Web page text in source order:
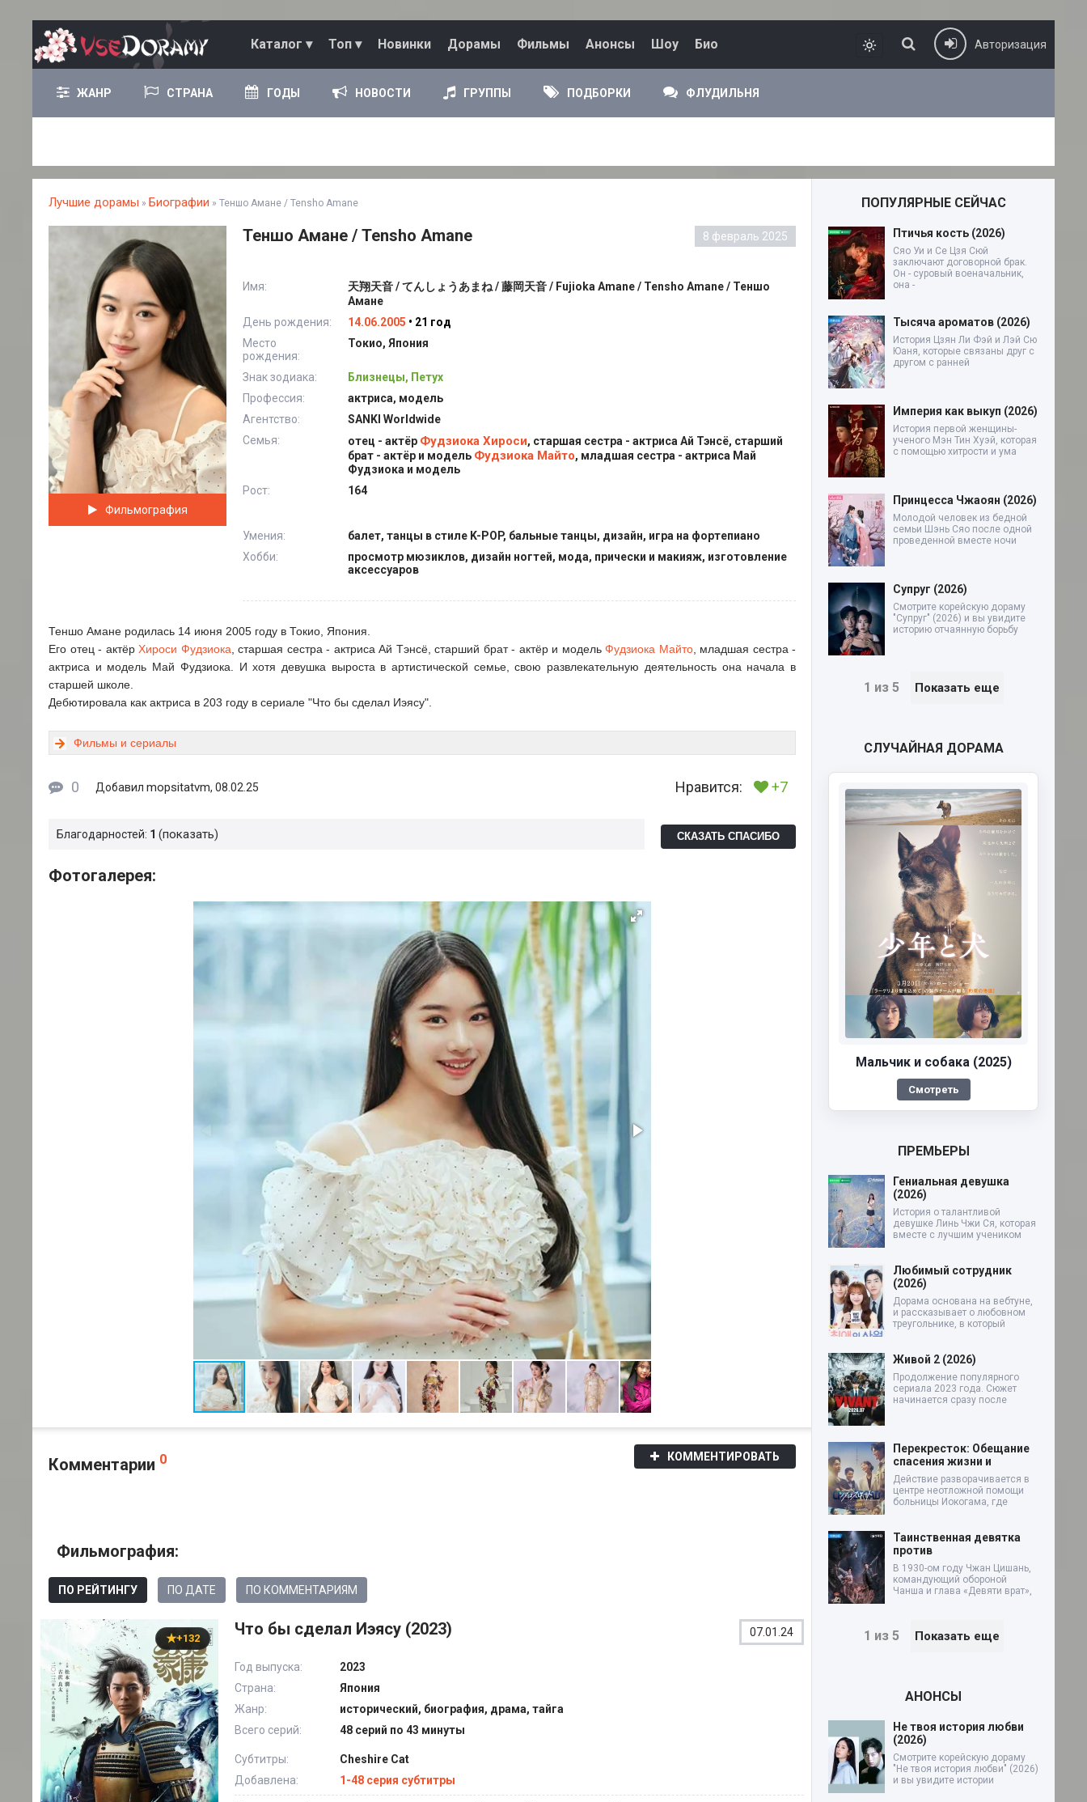
Каталог ▾ Топ ▾ Новинки Дорамы Фильмы Анонсы Шоу Био Авторизация
ЖАНР СТРАНА ГОДЫ НОВОСТИ ГРУППЫ ПОДБОРКИ ФЛУДИЛЬНЯ
Лучшие дорамы » Биографии » Теншо Амане / Tensho Amane
Фильмография
Теншо Амане / Tensho Amane 8 февраль 2025
Имя:
天翔天音 / てんしょうあまね / 藤岡天音 / Fujioka Amane / Tensho Amane / Теншо
Амане
День рождения:
14.06.2005 • 21 год
Место
рождения:
Токио, Япония
Знак зодиака:
Близнецы, Петух
Профессия:
актриса, модель
Агентство:
SANKI Worldwide
Семья:
отец - актёр Фудзиока Хироси, старшая сестра - актриса Ай Тэнсё, старший
брат - актёр и модель Фудзиока Майто, младшая сестра - актриса Май
Фудзиока и модель
Рост:
164
Умения:
балет, танцы в стиле K-POP, бальные танцы, дизайн, игра на фортепиано
Хобби:
просмотр мюзиклов, дизайн ногтей, мода, прически и макияж, изготовление
аксессуаров
Теншо Амане родилась 14 июня 2005 году в Токио, Япония.
Его отец - актёр Хироси Фудзиока , старшая сестра - актриса Ай Тэнсё, старший брат - актёр и модель Фудзиока Майто, младшая сестра -
актриса и модель Май Фудзиока. И хотя девушка выроста в артистической семье, свою развлекательную деятельность она начала в
старшей школе.
Дебютировала как актриса в 203 году в сериале "Что бы сделал Иэясу".
Фильмы и сериалы
0 Добавил mopsitatvm, 08.02.25 Нравится: +7
Благодарностей: 1 показать СКАЗАТЬ СПАСИБО
Фотогалерея:
Комментарии 0 КОММЕНТИРОВАТЬ
Фильмография:
ПО РЕЙТИНГУ ПО ДАТЕ ПО КОММЕНТАРИЯМ
+132 Что бы сделал Иэясу (2023) 07.01.24
Год выпуска:
2023
Страна:
Япония
Жанр:
исторический, биография, драма, тайга
Всего серий:
48 серий по 43 минуты
Субтитры:
Cheshire Cat
Добавлена:
1-48 серия субтитры
ПОПУЛЯРНЫЕ СЕЙЧАС
Птичья кость (2026)
Сяо Уи и Се Цзя Сюй
заключают договорной брак.
Он - суровый военачальник,
она -
Тысяча ароматов (2026)
История Цзян Ли Фэй и Лэй Сю
Юаня, которые связаны друг с
другом с ранней
Империя как выкуп (2026)
История первой женщины-
ученого Мэн Тин Хуэй, которая
с помощью хитрости и ума
Принцесса Чжаоян (2026)
Молодой человек из бедной
семьи Шэнь Сяо после одной
проведенной вместе ночи
Супруг (2026)
Смотрите корейскую дораму
"Супруг" (2026) и вы увидите
историю отчаянную борьбу
1 из 5 Показать еще
СЛУЧАЙНАЯ ДОРАМА
Мальчик и собака (2025)
Смотреть
ПРЕМЬЕРЫ
Гениальная девушка
(2026)
История о талантливой
девушке Линь Чжи Ся, которая
вместе с лучшим учеником
Любимый сотрудник
(2026)
Дорама основана на вебтуне,
и рассказывает о любовном
треугольнике, в который
Живой 2 (2026)
Продолжение популярного
сериала 2023 года. Сюжет
начинается сразу после
Перекресток: Обещание
спасения жизни и
Действие разворачивается в
центре неотложной помощи
больницы Иокогама, где
Таинственная девятка
против
В 1930-ом году Чжан Цишань,
командующий обороной
Чанша и глава «Девяти врат»,
1 из 5 Показать еще
АНОНСЫ
Не твоя история любви
(2026)
Смотрите корейскую дораму
"Не твоя история любви" (2026)
и вы увидите истории